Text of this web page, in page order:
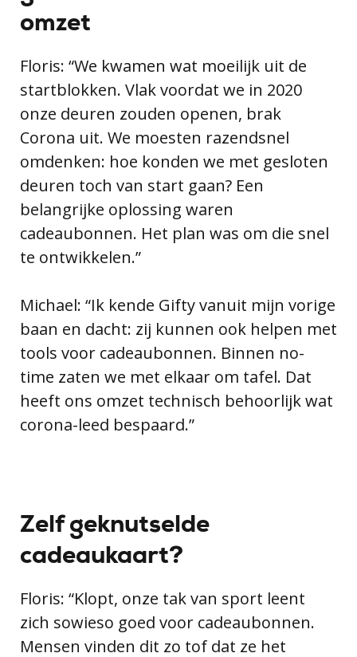
omzet
Floris: “We kwamen wat moeilijk uit de
startblokken. Vlak voordat we in 2020
onze deuren zouden openen, brak
Corona uit. We moesten razendsnel
omdenken: hoe konden we met gesloten
deuren toch van start gaan? Een
belangrijke oplossing waren
cadeaubonnen. Het plan was om die snel
te ontwikkelen.”
Michael: “Ik kende Gifty vanuit mijn vorige
baan en dacht: zij kunnen ook helpen met
tools voor cadeaubonnen. Binnen no-
time zaten we met elkaar om tafel. Dat
heeft ons omzet technisch behoorlijk wat
corona-leed bespaard.”
Zelf geknutselde
cadeaukaart?
Floris: “Klopt, onze tak van sport leent
zich sowieso goed voor cadeaubonnen.
Mensen vinden dit zo tof dat ze het